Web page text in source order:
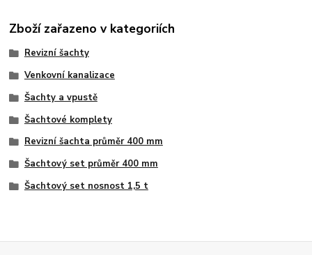
Zboží zařazeno v kategoriích
Revizní šachty
Venkovní kanalizace
Šachty a vpustě
Šachtové komplety
Revizní šachta průměr 400 mm
Šachtový set průměr 400 mm
Šachtový set nosnost 1,5 t